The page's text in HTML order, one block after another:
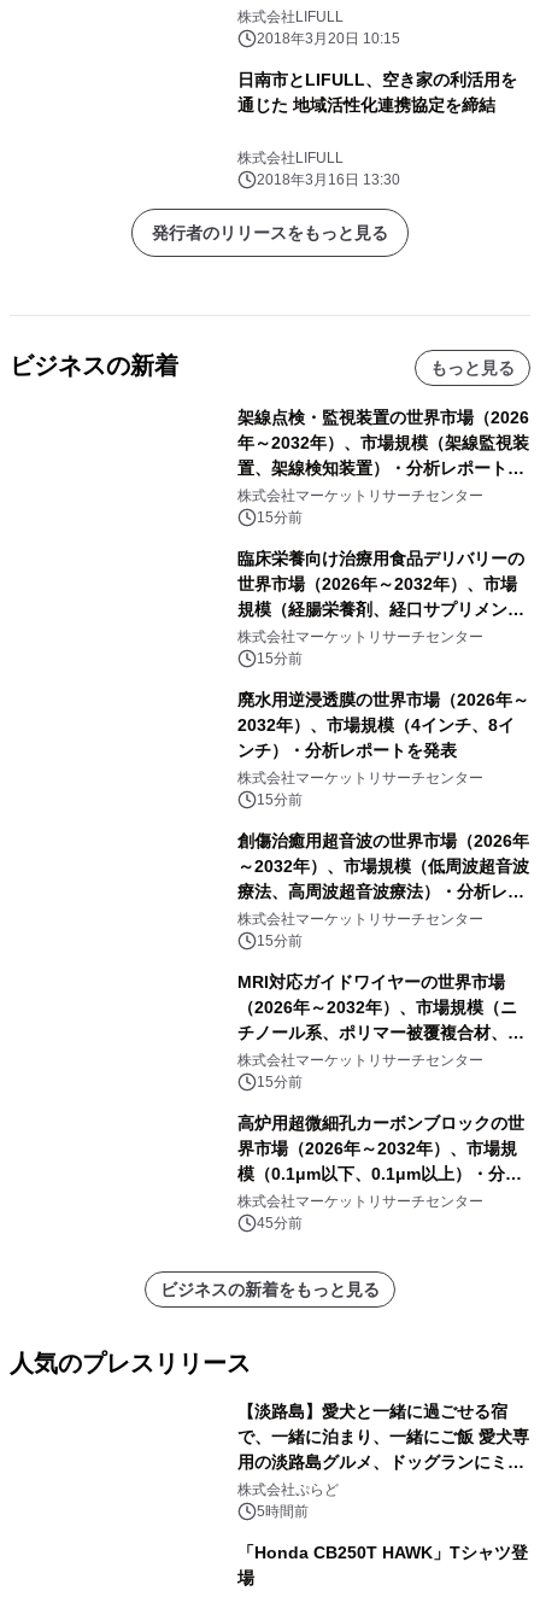
株式会社LIFULL
2018年3月20日 10:15
日南市とLIFULL、空き家の利活用を
通じた 地域活性化連携協定を締結
株式会社LIFULL
2018年3月16日 13:30
発行者のリリースをもっと見る
ビジネスの新着 もっと見る
架線点検・監視装置の世界市場（2026
年～2032年）、市場規模（架線監視装
置、架線検知装置）・分析レポートを
発表
株式会社マーケットリサーチセンター
15分前
臨床栄養向け治療用食品デリバリーの
世界市場（2026年～2032年）、市場
規模（経腸栄養剤、経口サプリメン
ト）・分析レポートを発表
株式会社マーケットリサーチセンター
15分前
廃水用逆浸透膜の世界市場（2026年～
2032年）、市場規模（4インチ、8イ
ンチ）・分析レポートを発表
株式会社マーケットリサーチセンター
15分前
創傷治癒用超音波の世界市場（2026年
～2032年）、市場規模（低周波超音波
療法、高周波超音波療法）・分析レポ
ートを発表
株式会社マーケットリサーチセンター
15分前
MRI対応ガイドワイヤーの世界市場
（2026年～2032年）、市場規模（ニ
チノール系、ポリマー被覆複合材、そ
の他）・分析レポートを発表
株式会社マーケットリサーチセンター
15分前
高炉用超微細孔カーボンブロックの世
界市場（2026年～2032年）、市場規
模（0.1μm以下、0.1μm以上）・分析
レポートを発表
株式会社マーケットリサーチセンター
45分前
ビジネスの新着をもっと見る
人気のプレスリリース
【淡路島】愛犬と一緒に過ごせる宿
で、一緒に泊まり、一緒にご飯 愛犬専
用の淡路島グルメ、ドッグランにミニ
プール グランピングとトレーラーハウ
スの2施設で
株式会社ぷらど
5時間前
「Honda CB250T HAWK」Tシャツ登
場